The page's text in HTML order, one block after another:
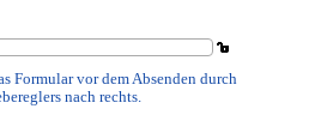
Formular vor dem Absenden durch
nach rechts.